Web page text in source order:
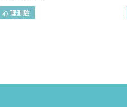
心理測驗